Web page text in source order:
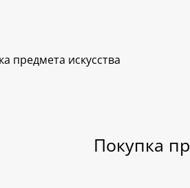
предмета искусства
Покупка